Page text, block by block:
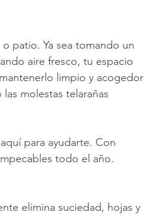
patio. Ya sea tomando un
aire fresco, tu espacio
limpio y acogedor
molestas telarañas
para ayudarte. Con
todo el año.
elimina suciedad, hojas y